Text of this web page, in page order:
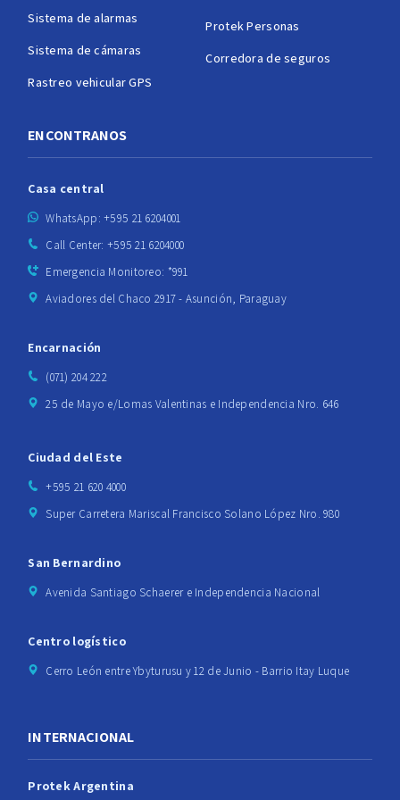
Sistema de alarmas
Sistema de cámaras
Rastreo vehicular GPS
Protek Personas
Corredora de seguros
ENCONTRANOS
Casa central
WhatsApp: +595 21 6204001
Call Center: +595 21 6204000
Emergencia Monitoreo: *991
Aviadores del Chaco 2917 - Asunción, Paraguay
Encarnación
(071) 204 222
25 de Mayo e/Lomas Valentinas e Independencia Nro. 646
Ciudad del Este
+595 21 620 4000
Super Carretera Mariscal Francisco Solano López Nro. 980
San Bernardino
Avenida Santiago Schaerer e Independencia Nacional
Centro logístico
Cerro León entre Ybyturusu y 12 de Junio - Barrio Itay Luque
INTERNACIONAL
Protek Argentina